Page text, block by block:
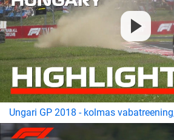
Ungari GP 2018 - kolmas